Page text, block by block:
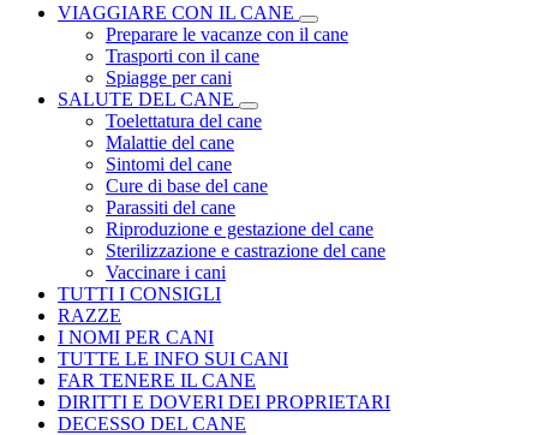
VIAGGIARE CON IL CANE
Preparare le vacanze con il cane
Trasporti con il cane
Spiagge per cani
SALUTE DEL CANE
Toelettatura del cane
Malattie del cane
Sintomi del cane
Cure di base del cane
Parassiti del cane
Riproduzione e gestazione del cane
Sterilizzazione e castrazione del cane
Vaccinare i cani
TUTTI I CONSIGLI
RAZZE
I NOMI PER CANI
TUTTE LE INFO SUI CANI
FAR TENERE IL CANE
DIRITTI E DOVERI DEI PROPRIETARI
DECESSO DEL CANE